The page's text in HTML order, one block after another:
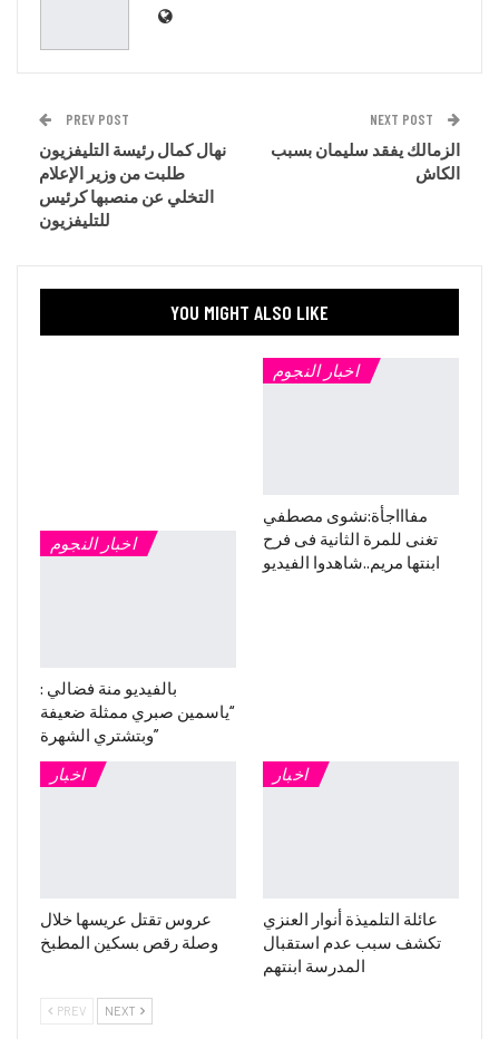
PREV POST
نهال كمال رئيسة التليفزيون
طلبت من وزير الإعلام
التخلي عن منصبها كرئيس
للتليفزيون
NEXT POST
الزمالك يفقد سليمان بسبب
الكاش
YOU MIGHT ALSO LIKE
اخبار النجوم
بالفيديو منة فضالي :
“ياسمين صبري ممثلة ضعيفة
وبتشتري الشهرة”
اخبار النجوم
مفاااجأة:نشوى مصطفي
تغنى للمرة الثانية فى فرح
ابنتها مريم..شاهدوا الفيديو
اخبار
عروس تقتل عريسها خلال
وصلة رقص بسكين المطبخ
اخبار
عائلة التلميذة أنوار العنزي
تكشف سبب عدم استقبال
المدرسة ابنتهم
PREV NEXT